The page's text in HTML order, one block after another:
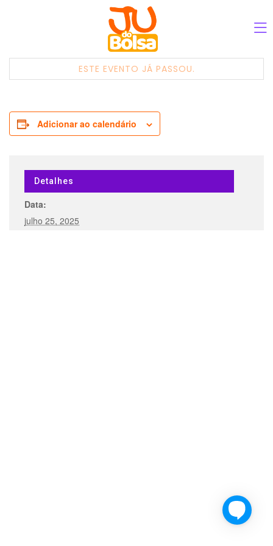
ESTE EVENTO JÁ PASSOU.
Adicionar ao calendário
Detalhes
Data:
julho 25, 2025